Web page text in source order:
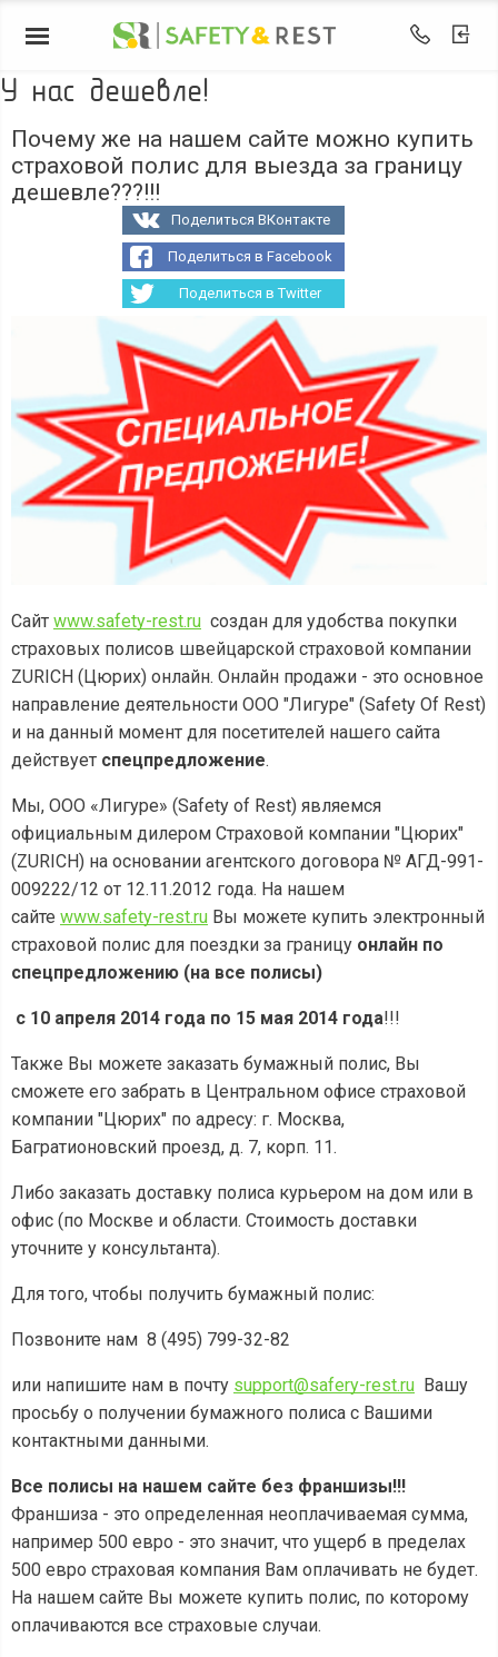
У нас дешевле!
Почему же на нашем сайте можно купить
страховой полис для выезда за границу
дешевле???!!!
Поделиться ВКонтакте
Поделиться в Facebook
Поделиться в Twitter
Сайт www.safety-rest.ru создан для удобства покупки
страховых полисов швейцарской страховой компании
ZURICH (Цюрих) онлайн. Онлайн продажи - это основное
направление деятельности ООО "Лигуре" (Safety Of Rest)
и на данный момент для посетителей нашего сайта
действует спецпредложение.
Мы, ООО «Лигуре» (Safety of Rest) являемся
официальным дилером Страховой компании "Цюрих"
(ZURICH) на основании агентского договора № АГД-991-
009222/12 от 12.11.2012 года. На нашем
сайте www.safety-rest.ru Вы можете купить электронный
страховой полис для поездки за границу онлайн по
спецпредложению (на все полисы)
с 10 апреля 2014 года по 15 мая 2014 года!!!
Также Вы можете заказать бумажный полис, Вы
сможете его забрать в Центральном офисе страховой
компании "Цюрих" по адресу: г. Москва,
Багратионовский проезд, д. 7, корп. 11.
Либо заказать доставку полиса курьером на дом или в
офис (по Москве и области. Стоимость доставки
уточните у консультанта).
Для того, чтобы получить бумажный полис:
Позвоните нам 8 (495) 799-32-82
или напишите нам в почту support@safery-rest.ru Вашу
просьбу о получении бумажного полиса с Вашими
контактными данными.
Все полисы на нашем сайте без франшизы!!!
Франшиза - это определенная неоплачиваемая сумма,
например 500 евро - это значит, что ущерб в пределах
500 евро страховая компания Вам оплачивать не будет.
На нашем сайте Вы можете купить полис, по которому
оплачиваются все страховые случаи.